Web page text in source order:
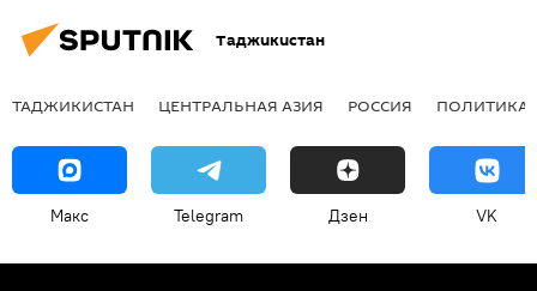
Таджикистан
ТАДЖИКИСТАН ЦЕНТРАЛЬНАЯ АЗИЯ РОССИЯ ПОЛИТИКА
Макс Telegram Дзен VK